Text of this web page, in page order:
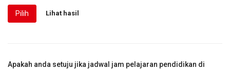
Pilih Lihat hasil
Apakah anda setuju jika jadwal jam pelajaran pendidikan di